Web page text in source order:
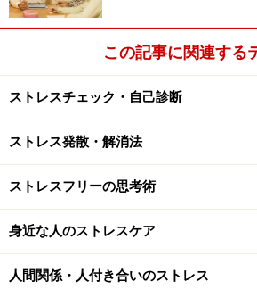
この記事に関連する
ストレスチェック・自己診断
ストレス発散・解消法
ストレスフリーの思考術
身近な人のストレスケア
人間関係・人付き合いのストレス